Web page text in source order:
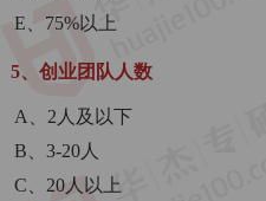
E、75%以上
5、创业团队人数
A、2人及以下
B、3-20人
C、20人以上